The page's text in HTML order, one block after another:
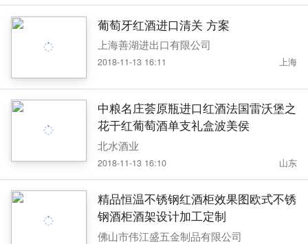
葡萄牙红酒进口清关 方案
上海善湖进出口有限公司
2018-11-13 16:11 上海
中粮名庄荟原瓶进口红酒法国雷沃堡之
花干红葡萄酒单支礼盒波美侯
北水酒业
2018-11-13 16:10 山东
精品恒温不锈钢红酒柜效果图欧式不锈
钢酒柜酒架设计加工定制
佛山市伟江盛五金制品有限公司